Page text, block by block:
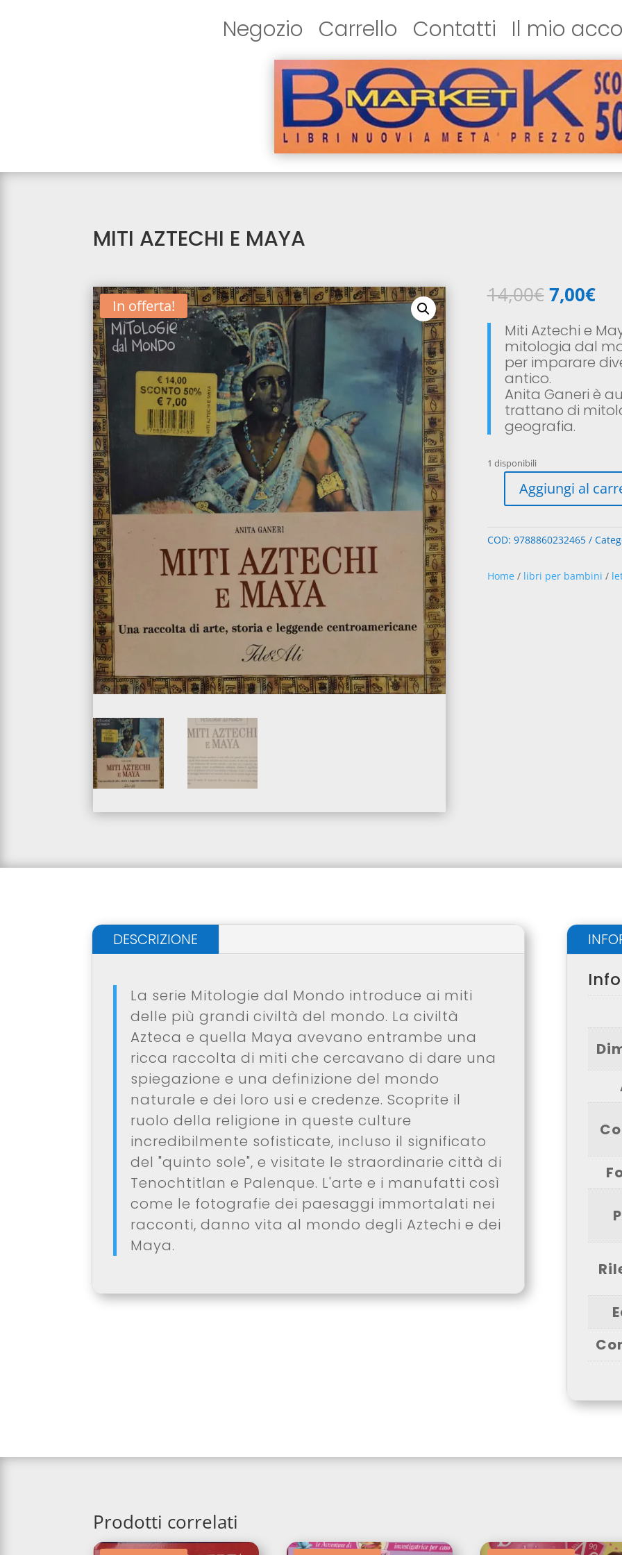
Negozio Carrello Contatti Il mio
MITI AZTECHI E MAYA
In offerta! 14,00€ Il
prezzo
originale
era:
14,00€.
7,00€Il
è:
Miti Aztechi e
mitologia dal
per imparare
antico.
Anita Ganeri è
trattano di
geografia.
1 disponibili
Maya
Aggiungi al
COD: 9788860232465
Home / libri per bambini /
DESCRIZIONE
La serie Mitologie dal Mondo introduce ai miti
delle più grandi civiltà del mondo. La civiltà
Azteca e quella Maya avevano entrambe una
ricca raccolta di miti che cercavano di dare una
spiegazione e una definizione del mondo
naturale e dei loro usi e credenze. Scoprite il
ruolo della religione in queste culture
incredibilmente sofisticate, incluso il significato
del "quinto sole", e visitate le straordinarie città di
Tenochtitlan e Palenque. L'arte e i manufatti così
come le fotografie dei paesaggi immortalati nei
racconti, danno vita al mondo degli Aztechi e dei
Maya.
Prodotti correlati